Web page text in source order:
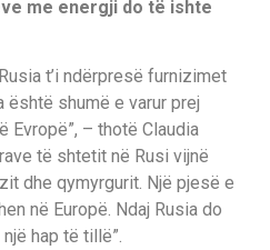
me energji do të ishte
t’i ndërpresë furnizimet
është shumë e varur prej
Evropë”, – thotë Claudia
të shtetit në Rusi vijnë
dhe qymyrgurit. Një pjesë e
në Europë. Ndaj Rusia do
hap të tillë”.